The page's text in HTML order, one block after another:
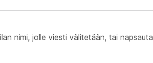
nimi, jolle viesti välitetään, tai napsauta